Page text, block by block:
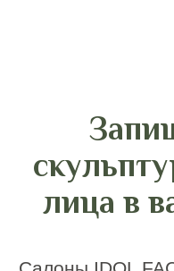
Политика конфиденциальности
© 2020–2025. Все права защищены